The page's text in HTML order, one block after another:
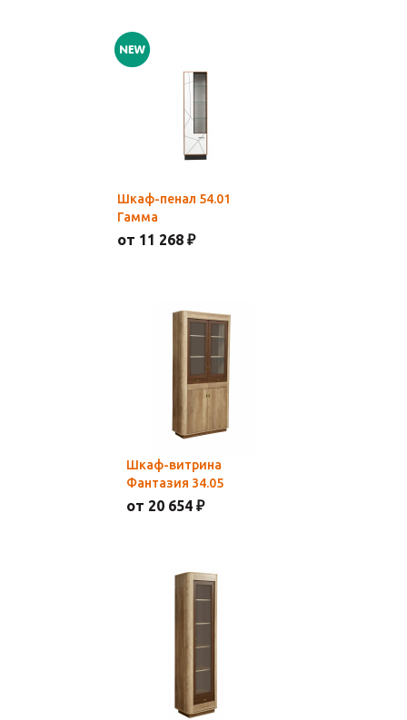
Шкаф-пенал 54.01
Гамма
от 11 268 ₽
Шкаф-витрина
Фантазия 34.05
от 20 654 ₽